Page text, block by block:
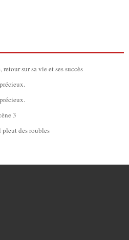
sur sa vie et ses succès
3
pleut des roubles